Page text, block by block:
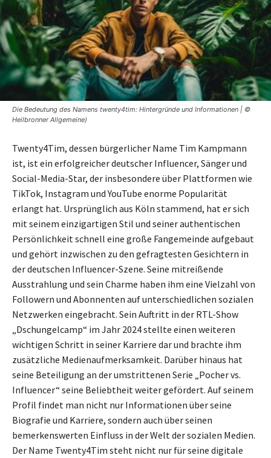
Die Bedeutung des Namens twenty4tim: Hintergründe und Informationen | ©
Heilbronner Allgemeine)
Twenty4Tim, dessen bürgerlicher Name Tim Kampmann
ist, ist ein erfolgreicher deutscher Influencer, Sänger und
Social-Media-Star, der insbesondere über Plattformen wie
TikTok, Instagram und YouTube enorme Popularität
erlangt hat. Ursprünglich aus Köln stammend, hat er sich
mit seinem einzigartigen Stil und seiner authentischen
Persönlichkeit schnell eine große Fangemeinde aufgebaut
und gehört inzwischen zu den gefragtesten Gesichtern in
der deutschen Influencer-Szene. Seine mitreißende
Ausstrahlung und sein Charme haben ihm eine Vielzahl von
Followern und Abonnenten auf unterschiedlichen sozialen
Netzwerken eingebracht. Sein Auftritt in der RTL-Show
„Dschungelcamp“ im Jahr 2024 stellte einen weiteren
wichtigen Schritt in seiner Karriere dar und brachte ihm
zusätzliche Medienaufmerksamkeit. Darüber hinaus hat
seine Beteiligung an der umstrittenen Serie „Pocher vs.
Influencer“ seine Beliebtheit weiter gefördert. Auf seinem
Profil findet man nicht nur Informationen über seine
Biografie und Karriere, sondern auch über seinen
bemerkenswerten Einfluss in der Welt der sozialen Medien.
Der Name Twenty4Tim steht nicht nur für seine digitale